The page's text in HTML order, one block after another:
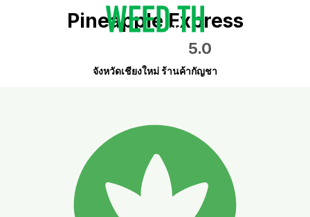
Pineapple Express
5.0
จังหวัดเชียงใหม่ ร้านค้ากัญชา